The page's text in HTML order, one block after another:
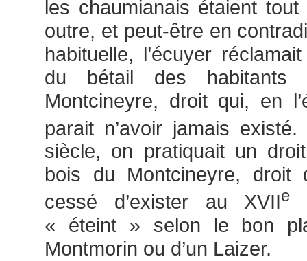
les chaumianais étaient
outre, et peut-être en
habituelle, l’écuyer
du bétail des
Montcineyre, droit qui, en
parait n’avoir jamais
siècle, on pratiquait un
bois du Montcineyre, droit
cessé d’exister au XVIIe
« éteint » selon le bon
Montmorin ou d’un Laizer.